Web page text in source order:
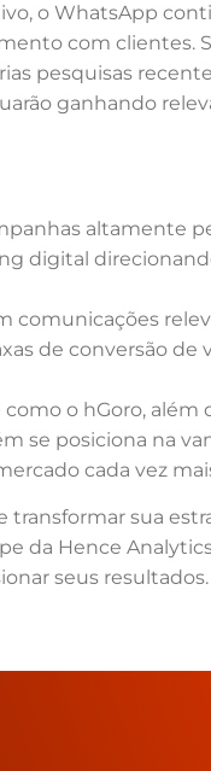
o WhatsApp
com clientes.
pesquisas
ganhando
altamente
digital
comunicações
de conversão de
o hGoro, além
se posiciona na
cada vez
transformar sua
da Hence
seus resultados.